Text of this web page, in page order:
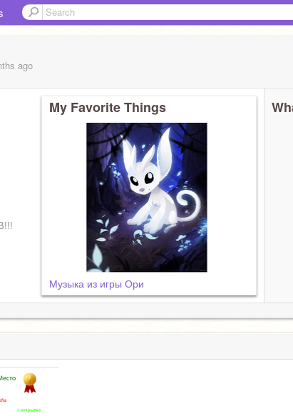
ago
My Favorite Things
Музыка из игры Ори